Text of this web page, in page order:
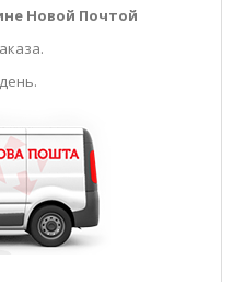
Новой Почтой